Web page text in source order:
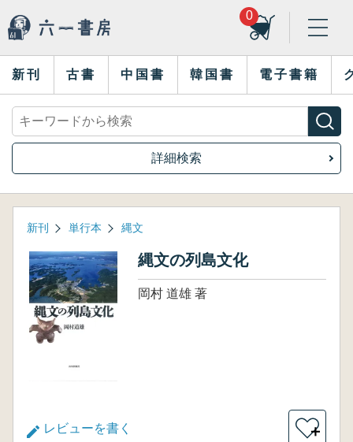
0
新刊 古書 中国書 韓国書 電子書籍
詳細検索
新刊 単行本 縄文
縄文の列島文化
岡村 道雄 著
レビューを書く ＋